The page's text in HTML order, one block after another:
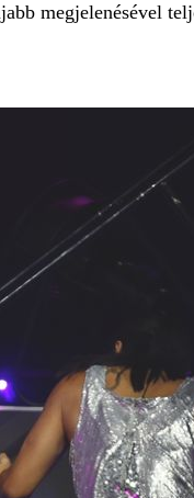
megjelenésével